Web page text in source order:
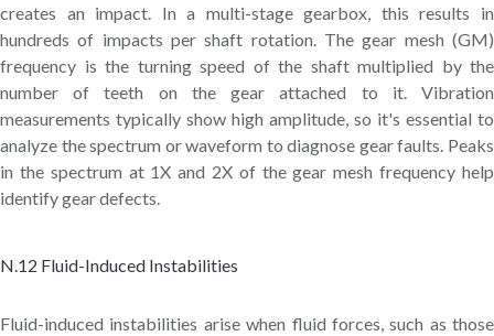
creates an impact. In a multi-stage gearbox, this results in
hundreds of impacts per shaft rotation. The gear mesh (GM)
frequency is the turning speed of the shaft multiplied by the
number of teeth on the gear attached to it. Vibration
measurements typically show high amplitude, so it's essential to
analyze the spectrum or waveform to diagnose gear faults. Peaks
in the spectrum at 1X and 2X of the gear mesh frequency help
identify gear defects.
N.12 Fluid-Induced Instabilities
Fluid-induced instabilities arise when fluid forces, such as those